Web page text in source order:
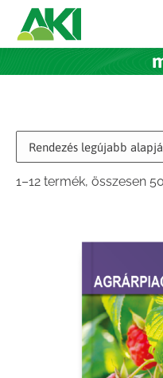
1–12 termék, összesen